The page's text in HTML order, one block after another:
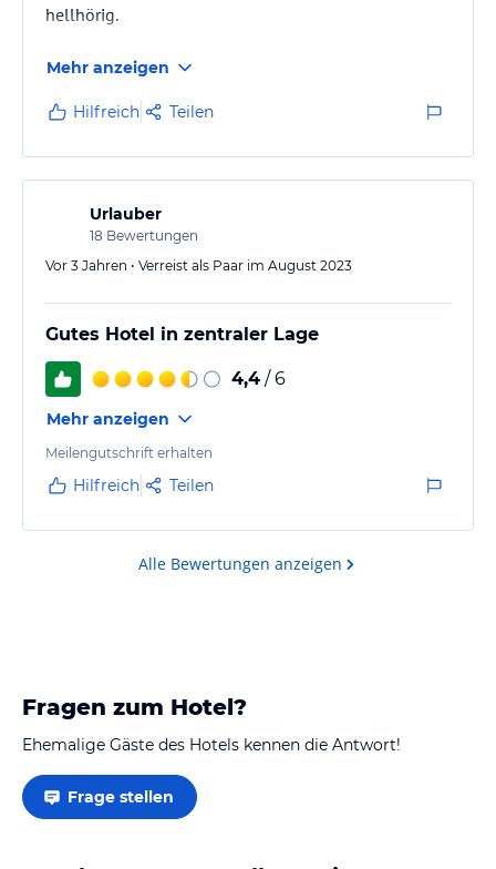
hellhörig.
Mehr anzeigen
Hilfreich Teilen
Urlauber
18 Bewertungen
Vor 3 Jahren • Verreist als Paar im August 2023
Gutes Hotel in zentraler Lage
4,4 / 6
Mehr anzeigen
Meilengutschrift erhalten
Hilfreich Teilen
Alle Bewertungen anzeigen
Fragen zum Hotel?
Ehemalige Gäste des Hotels kennen die Antwort!
Frage stellen